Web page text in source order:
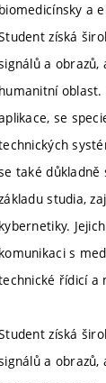
biomedicínsky a
získá
a
humanitní oblast.
se
také důkladně
studia,
kybernetiky.
komunikaci s
řídicí a
získá
a